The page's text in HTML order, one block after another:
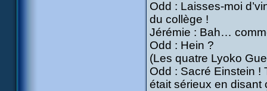
Odd : Laisses-moi
du collège !
Jérémie : Bah…
Odd : Hein ?
(Les quatre Lyoko
Odd : Sacré Einstein !
était sérieux en disant